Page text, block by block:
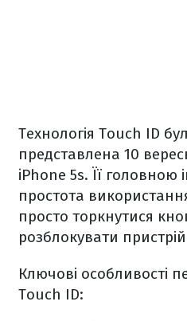
Технологія Touch ID
представлена 10
iPhone 5s. Її головною
простота
просто торкнутися
розблокувати
Ключові особливості
Touch ID: